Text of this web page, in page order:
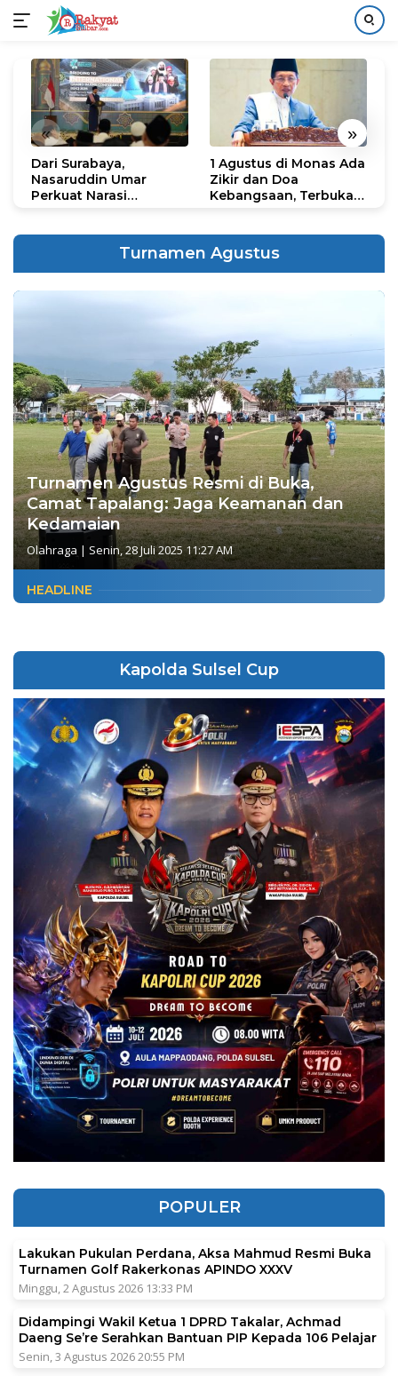
konten
« »
Dari Surabaya,
Nasaruddin Umar
Perkuat Narasi
1 Agustus di Monas Ada
Zikir dan Doa
Kebangsaan, Terbuka
Turnamen Agustus
Turnamen Agustus Resmi di Buka,
Camat Tapalang: Jaga Keamanan dan
Kedamaian
Olahraga | Senin, 28 Juli 2025 11:27 AM
HEADLINE
Kapolda Sulsel Cup
POPULER
Lakukan Pukulan Perdana, Aksa Mahmud Resmi Buka
Turnamen Golf Rakerkonas APINDO XXXV
Minggu, 2 Agustus 2026 13:33 PM
Didampingi Wakil Ketua 1 DPRD Takalar, Achmad
Daeng Se’re Serahkan Bantuan PIP Kepada 106 Pelajar
Senin, 3 Agustus 2026 20:55 PM